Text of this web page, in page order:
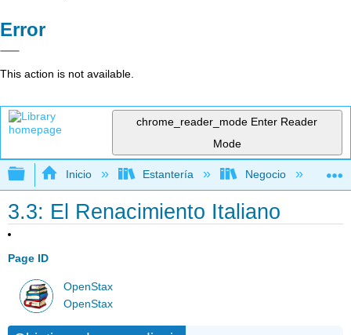
Error
This action is not available.
chrome_reader_mode Enter Reader
Mode
Expandir/contraer jerarquía global
Inicio Estantería Negocio
3.3: El Renacimiento Italiano
Page ID
OpenStax
OpenStax